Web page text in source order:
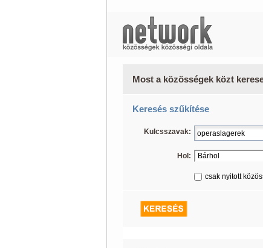
Most a közösségek közt
Keresés szűkítése
Kulcsszavak:
Hol:
csak nyitott